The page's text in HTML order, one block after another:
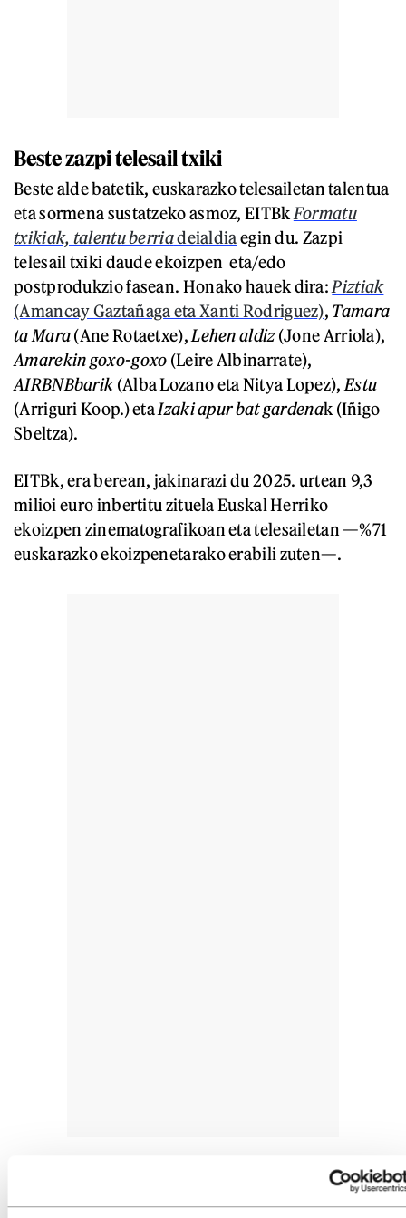
Beste zazpi telesail txiki
Beste alde batetik, euskarazko telesailetan talentua
eta sormena sustatzeko asmoz, EITBk Formatu
txikiak, talentu berriadeialdiaegin du. Zazpi
telesail txiki daude ekoizpen eta/edo
postprodukzio fasean. Honako hauek dira: Piztiak
(Amancay Gaztañaga eta Xanti Rodriguez), Tamara
ta Mara(Ane Rotaetxe), Lehen aldiz(Jone Arriola),
Amarekin goxo-goxo (Leire Albinarrate),
AIRBNBbarik(Alba Lozano eta Nitya Lopez), Estu
(Arriguri Koop.) etaIzaki apur bat gardenak (Iñigo
Sbeltza).
EITBk, era berean, jakinarazi du 2025. urtean 9,3
milioi euro inbertitu zituela Euskal Herriko
ekoizpen zinematografikoan eta telesailetan —%71
euskarazko ekoizpenetarako erabili zuten—.